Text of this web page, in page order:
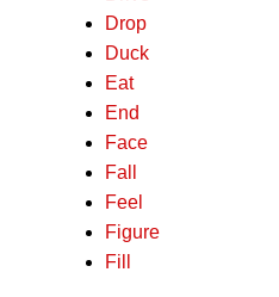
Drop
Duck
Eat
End
Face
Fall
Feel
Figure
Fill